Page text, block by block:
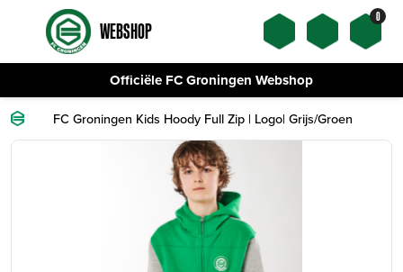
WEBSHOP
0
Officiële FC Groningen Webshop
FC Groningen Kids Hoody Full Zip | Logo| Grijs/Groen